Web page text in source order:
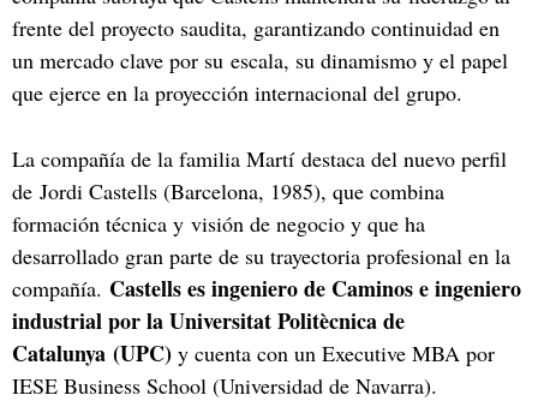
frente del proyecto saudita, garantizando continuidad en
un mercado clave por su escala, su dinamismo y el papel
que ejerce en la proyección internacional del grupo.
La compañía de la familia Martí destaca del nuevo perfil
de Jordi Castells (Barcelona, 1985), que combina
formación técnica y visión de negocio y que ha
desarrollado gran parte de su trayectoria profesional en la
compañía. Castells es ingeniero de Caminos e ingeniero
industrial por la Universitat Politècnica de
Catalunya (UPC) y cuenta con un Executive MBA por
IESE Business School (Universidad de Navarra).